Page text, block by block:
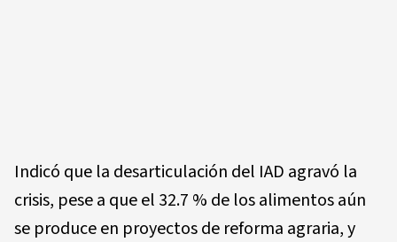
Indicó que la desarticulación del IAD agravó la
crisis, pese a que el 32.7 % de los alimentos aún
se produce en proyectos de reforma agraria, y